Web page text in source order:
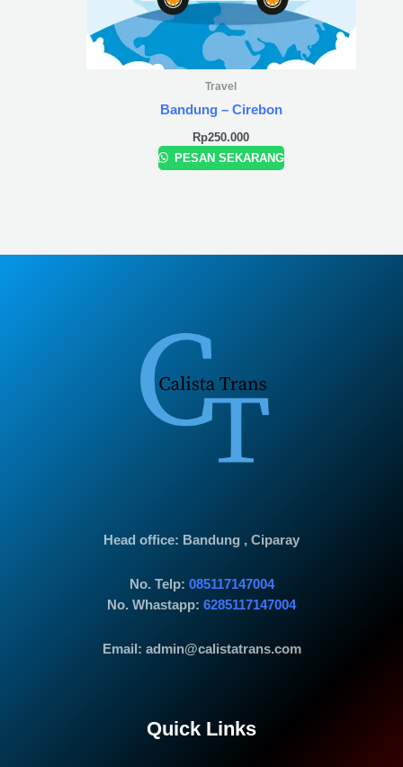
Travel
Bandung – Cirebon
Rp250.000
PESAN SEKARANG
Head office: Bandung , Ciparay
No. Telp: 085117147004
No. Whastapp: 6285117147004
Email: admin@calistatrans.com
Quick Links